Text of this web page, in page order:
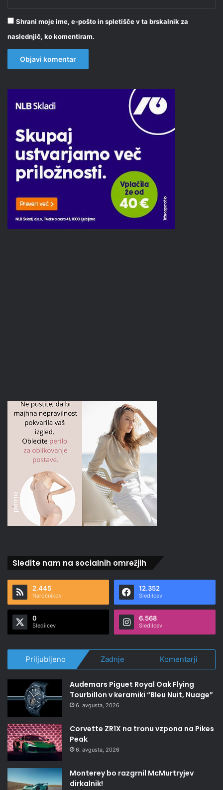
Shrani moje ime, e-pošto in spletišče v ta brskalnik za
naslednjič, ko komentiram.
Sledite nam na socialnih omrežjih
2.445
Naročnikov
12.352
Sledilcev
0
Sledilcev
6.568
Sledilcev
Priljubljeno Zadnje Komentarji
Audemars Piguet Royal Oak Flying
Tourbillon v keramiki “Bleu Nuit, Nuage”
6. avgusta, 2026
Corvette ZR1X na tronu vzpona na Pikes
Peak
6. avgusta, 2026
Monterey bo razgrnil McMurtryjev
dirkalnik!